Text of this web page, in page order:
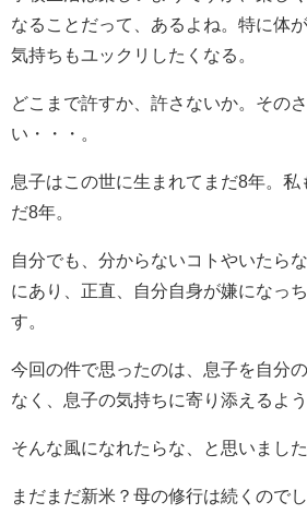
なることだって、あるよね。特に体
気持ちもユックリしたくなる。
どこまで許すか、許さないか。その
い・・・。
息子はこの世に生まれてまだ8年。私
だ8年。
自分でも、分からないコトやいたら
にあり、正直、自分自身が嫌になっ
す。
今回の件で思ったのは、息子を自分
なく、息子の気持ちに寄り添えるよ
そんな風になれたらな、と思いました
まだまだ新米？母の修行は続くのでし